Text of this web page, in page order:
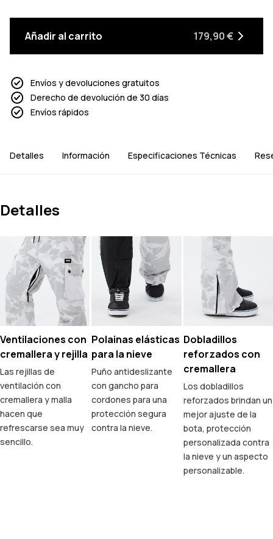
Añadir al carrito 179,90 €
Envíos y devoluciones gratuitos
Derecho de devolución de 30 días
Envíos rápidos
Detalles Información Especificaciones Técnicas
Detalles
Ventilaciones con
cremallera y rejilla
Las rejillas de
ventilación con
cremallera y malla
hacen que
refrescarse sea muy
sencillo.
Polainas elásticas
para la nieve
Puño antideslizante
con gancho para
cordones para una
protección segura
contra la nieve.
Dobladillos
reforzados con
cremallera
Los dobladillos
reforzados brindan un
mejor ajuste de la
bota, protección
personalizada contra
la nieve y un aspecto
personalizable.